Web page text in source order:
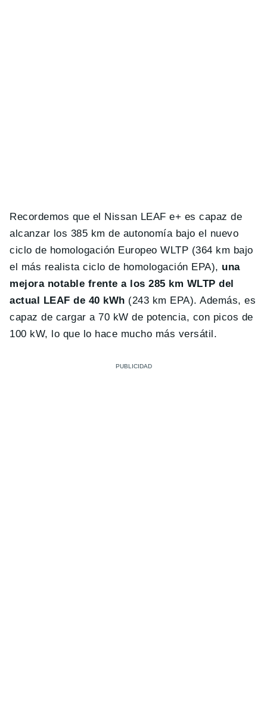
Recordemos que el Nissan LEAF e+ es capaz de
alcanzar los 385 km de autonomía bajo el nuevo
ciclo de homologación Europeo WLTP (364 km bajo
el más realista ciclo de homologación EPA), una
mejora notable frente a los 285 km WLTP del
actual LEAF de 40 kWh (243 km EPA). Además, es
capaz de cargar a 70 kW de potencia, con picos de
100 kW, lo que lo hace mucho más versátil.